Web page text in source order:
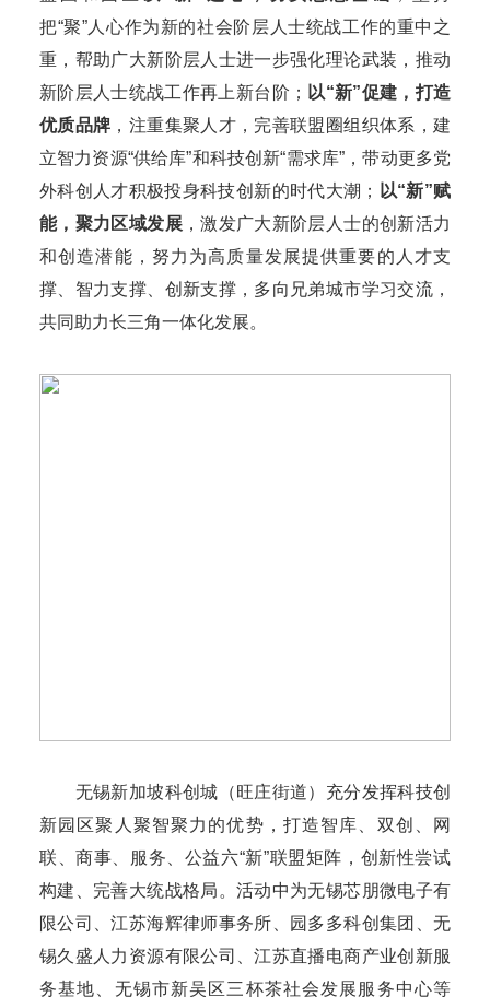
把“聚”人心作为新的社会阶层人士统战工作的重中之
重，帮助广大新阶层人士进一步强化理论武装，推动
新阶层人士统战工作再上新台阶； 以“新”促建，打造
优质品牌 ，注重集聚人才，完善联盟圈组织体系，建
立智力资源“供给库”和科技创新“需求库”，带动更多党
外科创人才积极投身科技创新的时代大潮； 以“新”赋
能，聚力区域发展，激发广大新阶层人士的创新活力
和创造潜能，努力为高质量发展提供重要的人才支
撑、智力支撑、创新支撑，多向兄弟城市学习交流，
共同助力长三角一体化发展。
无锡新加坡科创城（旺庄街道）充分发挥科技创
新园区聚人聚智聚力的优势，打造智库、双创、网
联、商事、服务、公益六“新”联盟矩阵，创新性尝试
构建、完善大统战格局。活动中为无锡芯朋微电子有
限公司、江苏海辉律师事务所、园多多科创集团、无
锡久盛人力资源有限公司、江苏直播电商产业创新服
务基地、无锡市新吴区三杯茶社会发展服务中心等